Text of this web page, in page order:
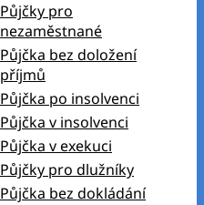
Půjčky pro
nezaměstnané
Půjčka bez doložení
příjmů
Půjčka po insolvenci
Půjčka v insolvenci
Půjčka v exekuci
Půjčky pro dlužníky
Půjčka bez dokládání